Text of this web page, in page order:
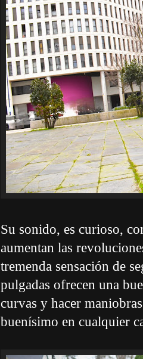
Su sonido, es curioso,
aumentan las
tremenda sensación de
pulgadas ofrecen una
curvas y hacer
buenísimo en cualquier